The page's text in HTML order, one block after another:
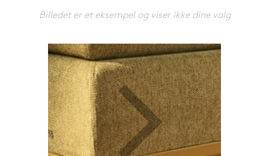
599,-
Billedet er et eksempel og viser ikke dine valg